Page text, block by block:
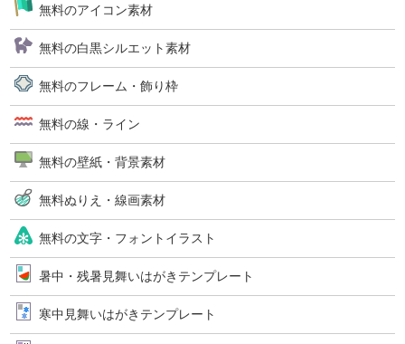
無料のアイコン素材
無料の白黒シルエット素材
無料のフレーム・飾り枠
無料の線・ライン
無料の壁紙・背景素材
無料ぬりえ・線画素材
無料の文字・フォントイラスト
暑中・残暑見舞いはがきテンプレート
寒中見舞いはがきテンプレート